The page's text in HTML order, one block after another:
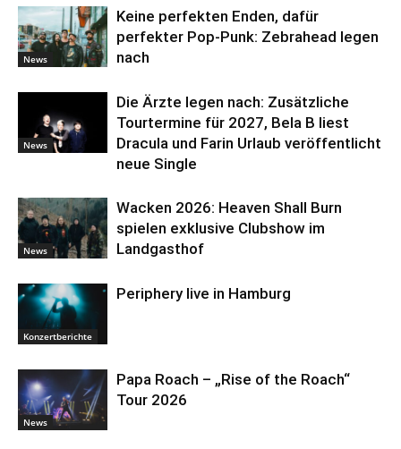
News
Keine perfekten Enden, dafür
perfekter Pop-Punk: Zebrahead legen
nach
News
Die Ärzte legen nach: Zusätzliche
Tourtermine für 2027, Bela B liest
Dracula und Farin Urlaub veröffentlicht
neue Single
News
Wacken 2026: Heaven Shall Burn
spielen exklusive Clubshow im
Landgasthof
Konzertberichte
Periphery live in Hamburg
News
Papa Roach – „Rise of the Roach“
Tour 2026